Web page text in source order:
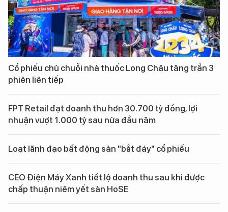
Cổ phiếu chủ chuỗi nhà thuốc Long Châu tăng trần 3
phiên liên tiếp
FPT Retail đạt doanh thu hơn 30.700 tỷ đồng, lợi
nhuận vượt 1.000 tỷ sau nửa đầu năm
Loạt lãnh đạo bất động sản "bắt đáy" cổ phiếu
CEO Điện Máy Xanh tiết lộ doanh thu sau khi được
chấp thuận niêm yết sàn HoSE